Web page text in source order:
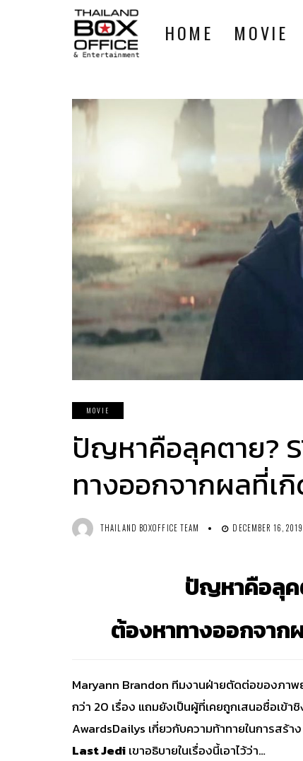
HOME MOVIE
MOVIE
ปัญหาคือลุคตาย?
ทางออกจากผลที่เกิ
THAILAND BOXOFFICE TEAM DECEMBER 16, 2019
ปัญหาคือลุค
ต้องหาทางออกจาก
Maryann Brandon ทีมงานฝ่ายตัดต่อของภาพ
กว่า 20 เรื่อง แถมยังเป็นผู้ที่เคยถูกเสนอชื่อเข้
AwardsDailys เกี่ยวกับความท้าทายในการสร้าง
Last Jediเขาอธิบายในเรื่องนี้เอาไว้ว่า…